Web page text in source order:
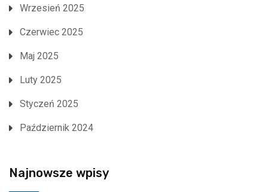
Wrzesień 2025
Czerwiec 2025
Maj 2025
Luty 2025
Styczeń 2025
Październik 2024
Najnowsze wpisy